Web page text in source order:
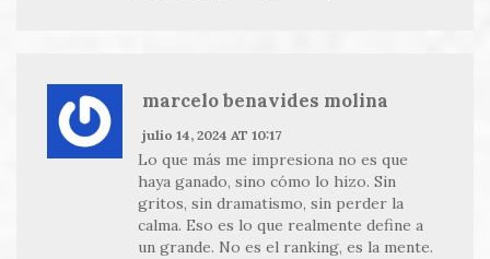
marcelo benavides molina
julio 14, 2024 AT 10:17
Lo que más me impresiona no es que
haya ganado, sino cómo lo hizo. Sin
gritos, sin dramatismo, sin perder la
calma. Eso es lo que realmente define a
un grande. No es el ranking, es la mente.